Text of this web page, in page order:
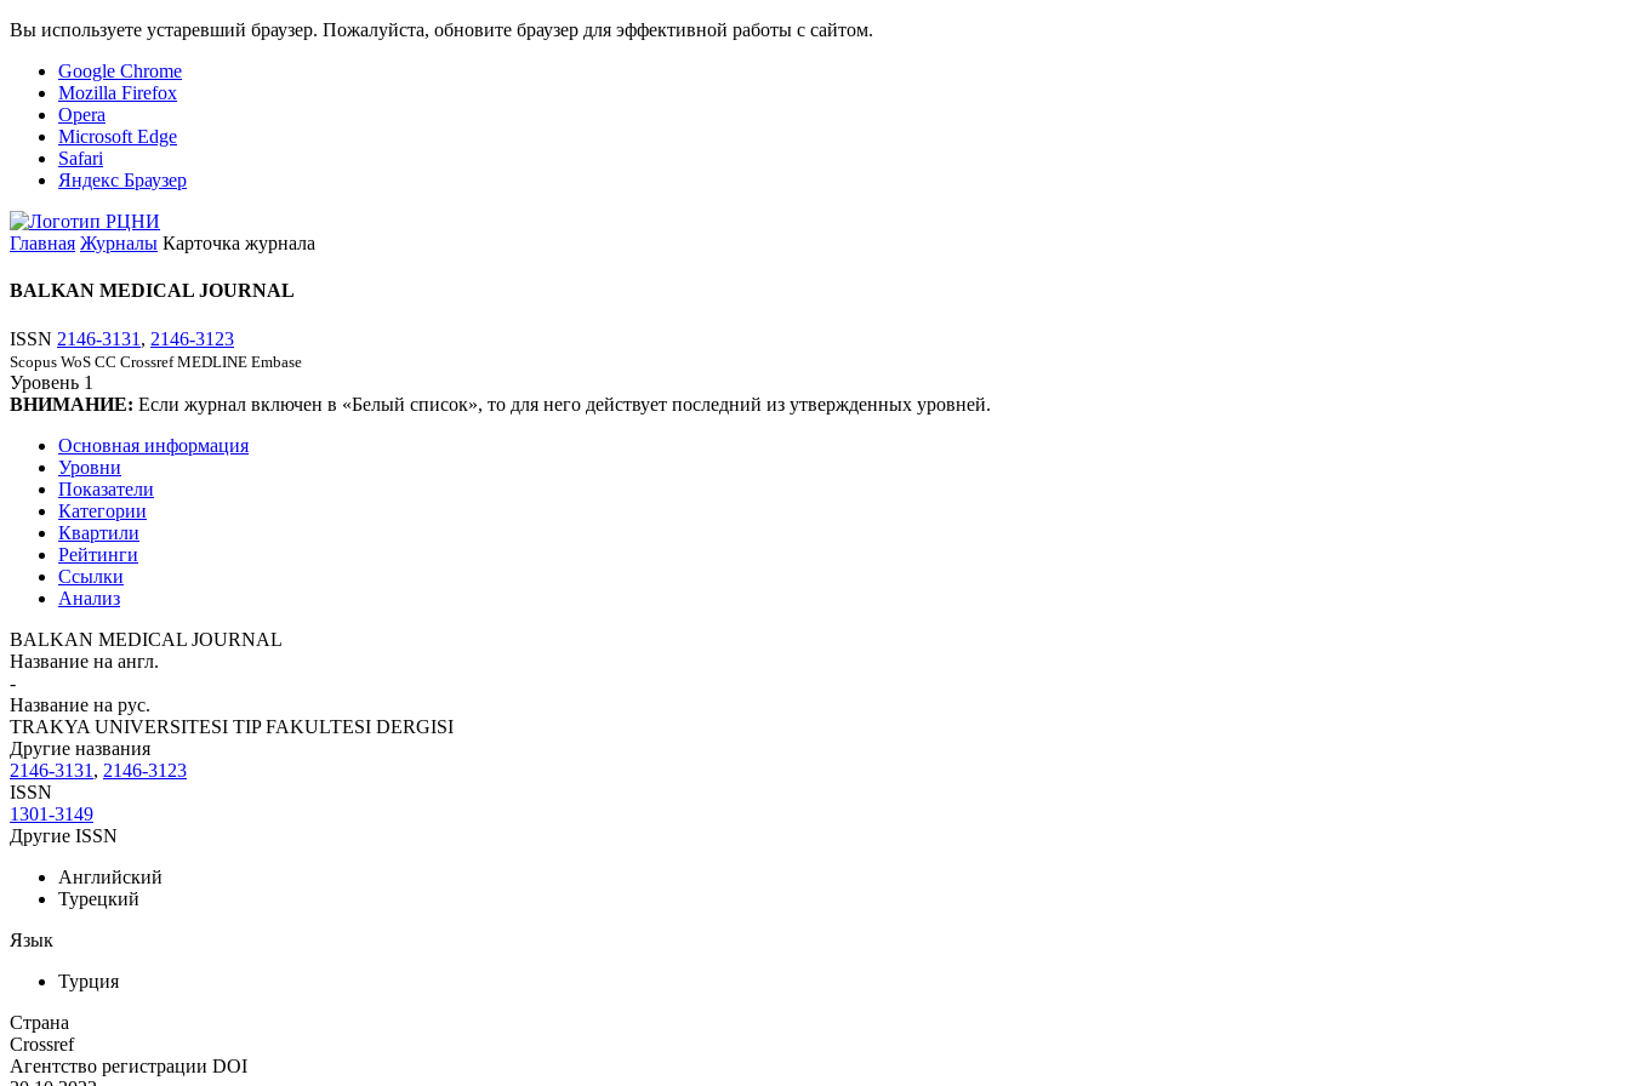
Вы используете устаревший браузер. Пожалуйста, обновите браузер для эффективной работы с сайтом.
Google Chrome
Mozilla Firefox
Opera
Microsoft Edge
Safari
Яндекс Браузер
Главная Журналы Карточка журнала
BALKAN MEDICAL JOURNAL
ISSN 2146-3131 , 2146-3123
Scopus WoS CC Crossref MEDLINE Embase
Уровень 1
ВНИМАНИЕ: Если журнал включен в «Белый список», то для него действует последний из утвержденных уровней.
Основная информация
Уровни
Показатели
Категории
Квартили
Рейтинги
Ссылки
Анализ
BALKAN MEDICAL JOURNAL
Название на англ.
-
Название на рус.
TRAKYA UNIVERSITESI TIP FAKULTESI DERGISI
Другие названия
2146-3131 , 2146-3123
ISSN
1301-3149
Другие ISSN
Английский
Турецкий
Язык
Турция
Страна
Crossref
Агентство регистрации DOI